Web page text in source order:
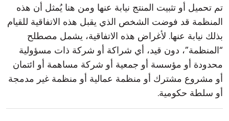
تم تحميل أو تثبيت المنتج نيابة عنها ومن هنا يُمثل أن هذه
المنظمة قد فوضت الشخص الذي يقبل هذه الاتفاقية للقيام
بذلك نيابة عنها. لأغراض هذه الاتفاقية، يشمل مصطلح
“المنظمة”، دون قيد، أي شراكة أو شركة ذات مسؤولية
محدودة أو مؤسسة أو جمعية أو شركة مساهمة أو ائتمان
أو مشروع مشترك أو منظمة عمالية أو منظمة غير مدمجة
أو سلطة حكومية.